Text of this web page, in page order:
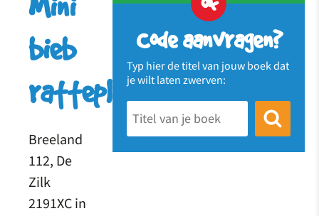
Code aanvragen?
Typ hier de titel van jouw boek dat
je wilt laten zwerven:
Mini
bieb
ratteplan
Breeland
112, De
Zilk
2191XC in